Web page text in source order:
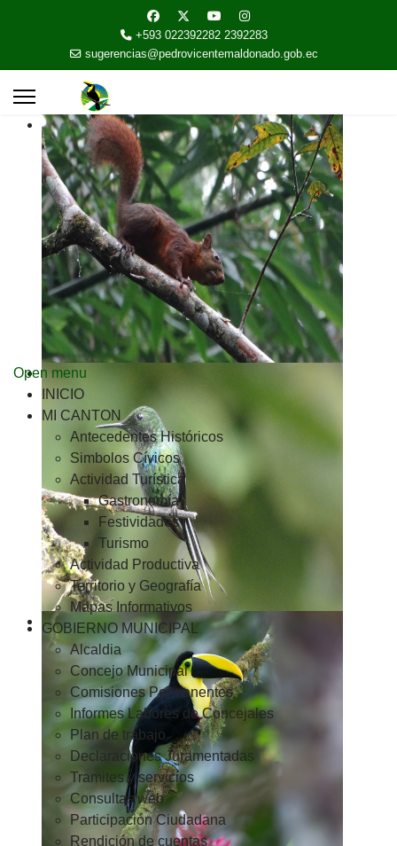
+593 022392282 2392283
sugerencias@pedrovicentemaldonado.gob.ec
Open menu
INICIO
MI CANTON
Antecedentes Históricos
Simbolos Cívicos
Actividad Turística
Gastronomía
Festividades
Turismo
Actividad Productiva
Territorio y Geografía
Mapas Informativos
GOBIERNO MUNICIPAL
Alcaldia
Concejo Municipal
Comisiones Permanentes
Informes Labores de Concejales
Plan de trabajo
Declaraciones Juramentadas
Tramites y servicios
Consultas web
Participación Ciudadana
Rendición de cuentas